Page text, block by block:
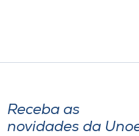
Receba as
novidades da